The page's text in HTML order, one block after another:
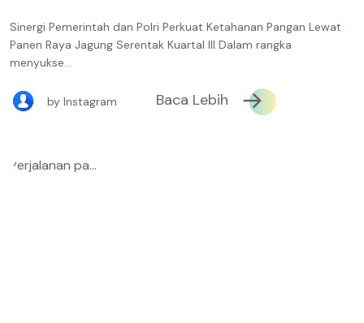
Sinergi Pemerintah dan Polri Perkuat Ketahanan Pangan Lewat
Panen Raya Jagung Serentak Kuartal III Dalam rangka
menyukse...
by Instagram Baca Lebih